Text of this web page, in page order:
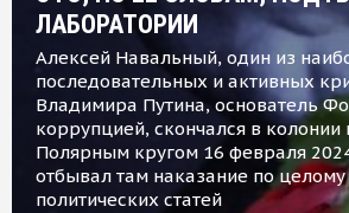
ЛАБОРАТОРИИ
Алексей Навальный, один из
последовательных и активных
Владимира Путина, основатель
коррупцией, скончался в колонии
Полярным кругом 16 февраля
отбывал там наказание по
политических статей